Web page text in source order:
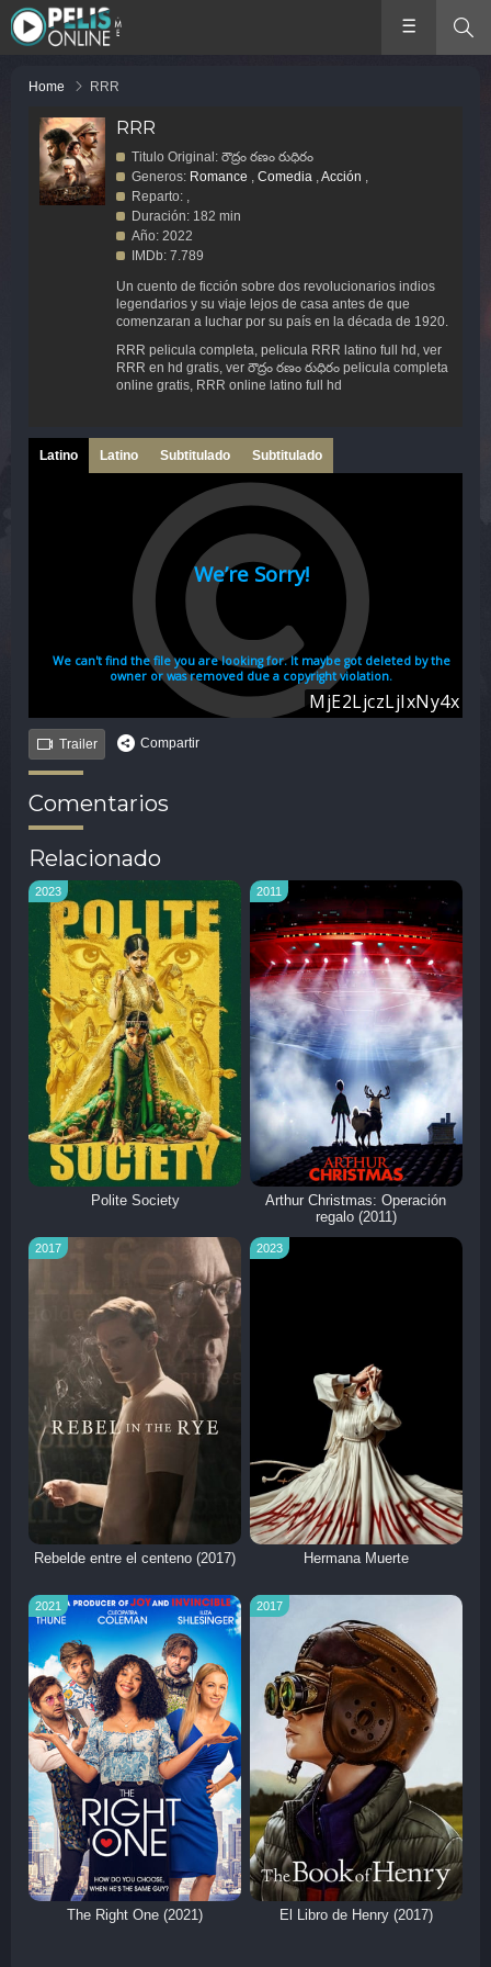
Home RRR
RRR
Titulo Original: రౌద్రం రణం రుధిరం
Generos: Romance , Comedia ,Acción ,
Reparto: ,
Duración: 182 min
Año: 2022
IMDb: 7.789
Un cuento de ficción sobre dos revolucionarios indios
legendarios y su viaje lejos de casa antes de que
comenzaran a luchar por su país en la década de 1920.
RRR pelicula completa, pelicula RRR latino full hd, ver
RRR en hd gratis, ver రౌద్రం రణం రుధిరం pelicula completa
online gratis, RRR online latino full hd
Latino Latino Subtitulado Subtitulado
Trailer Compartir
Comentarios
Relacionado
2023
Polite Society
2011
Arthur Christmas: Operación
regalo (2011)
2017
Rebelde entre el centeno (2017)
2023
Hermana Muerte
2021
The Right One (2021)
2017
El Libro de Henry (2017)